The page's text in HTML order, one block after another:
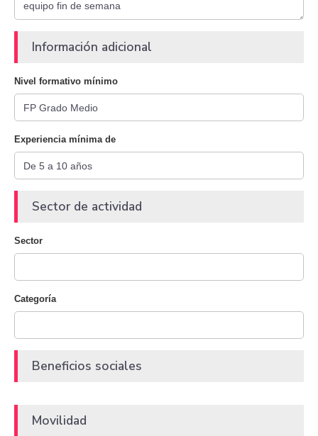
Información adicional
Nivel formativo mínimo
Experiencia mínima de
Sector de actividad
Sector
Categoría
Beneficios sociales
Movilidad